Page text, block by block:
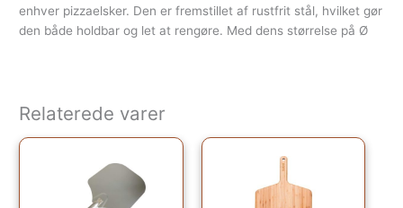
enhver pizzaelsker. Den er fremstillet af rustfrit stål, hvilket gør
den både holdbar og let at rengøre. Med dens størrelse på Ø
Relaterede varer